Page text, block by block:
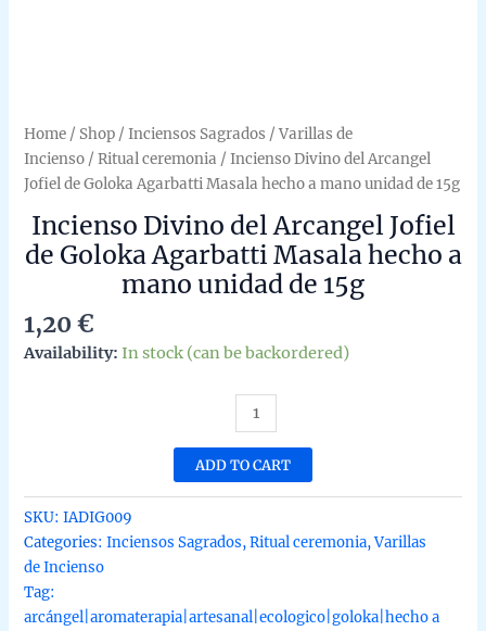
Home / Shop /Inciensos Sagrados /Varillas de
Incienso /Ritual ceremonia / Incienso Divino del Arcangel
Jofiel de Goloka Agarbatti Masala hecho a mano unidad de 15g
Incienso Divino del Arcangel Jofiel
de Goloka Agarbatti Masala hecho a
mano unidad de 15g
1,20€
Availability: In stock (can be backordered)
Incienso
Divino
del
Arcangel
Goloka
ADD TO CART
SKU:IADIG009
Categories:Inciensos Sagrados,Ritual ceremonia,Varillas
de Incienso
Tag:
arcángel|aromaterapia|artesanal|ecologico|goloka|hecho a